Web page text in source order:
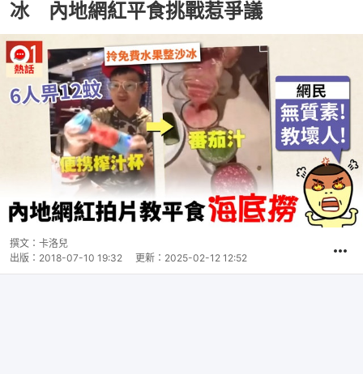
冰 內地網紅平食挑戰惹爭議
撰文： 卡洛兒
出版： 2018-07-10 19:32 更新： 2025-02-12 12:52